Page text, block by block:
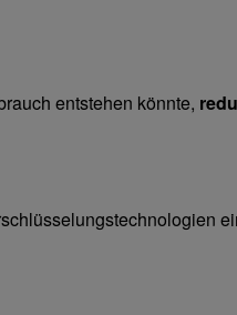
entstehen könnte,